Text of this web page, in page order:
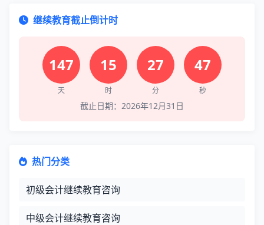
继续教育截止倒计时
147
天
15
时
27
分
46
秒
截止日期： 2026年12月31日
热门分类
初级会计继续教育咨询
中级会计继续教育咨询